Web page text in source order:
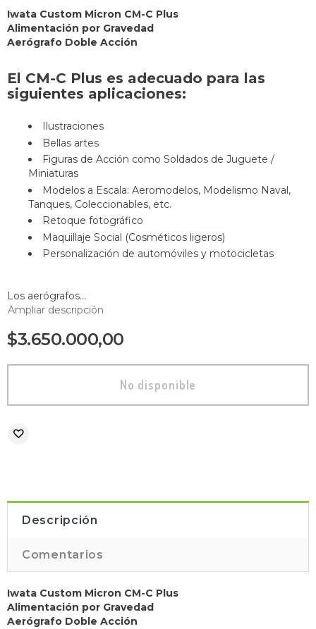
Iwata Custom Micron CM-C Plus
Alimentación por Gravedad
Aerógrafo Doble Acción
E l CM-C Plus es adecuado para las
siguientes aplicaciones:
Ilustraciones
Bellas artes
Figuras de Acción como Soldados de Juguete /
Miniaturas
Modelos a Escala: Aeromodelos, Modelismo Naval,
Tanques, Coleccionables, etc.
Retoque fotográfico
Maquillaje Social (Cosméticos ligeros)
Personalización de automóviles y motocicletas
Los aerógrafos...
Ampliar descripción
$3.650.000,00
Descripción
Comentarios
Iwata Custom Micron CM-C Plus
Alimentación por Gravedad
Aerógrafo Doble Acción